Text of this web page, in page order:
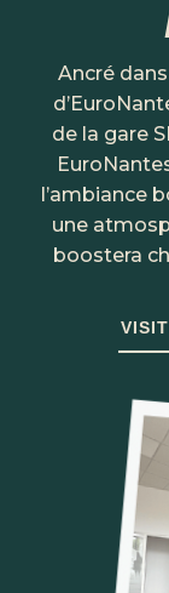
Ancré
de la gare
l’ambiance
une
boostera